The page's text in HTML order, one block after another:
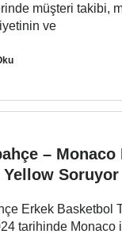
müşteri takibi,
ve
– Monaco
Yellow Soruyor
Erkek Basketbol
tarihinde Monaco